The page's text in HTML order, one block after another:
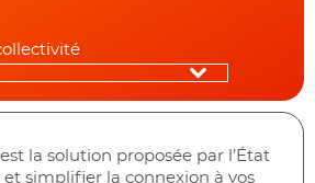
la solution proposée par l’État
et simplifier la connexion à vos